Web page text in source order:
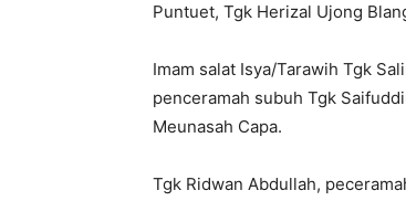
Puntuet, Tgk Herizal Ujong
Imam salat Isya/Tarawih Tgk
penceramah subuh Tgk
Meunasah Capa.
Tgk Ridwan Abdullah,